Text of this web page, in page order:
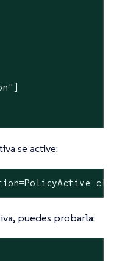
se active:
puedes probarla: